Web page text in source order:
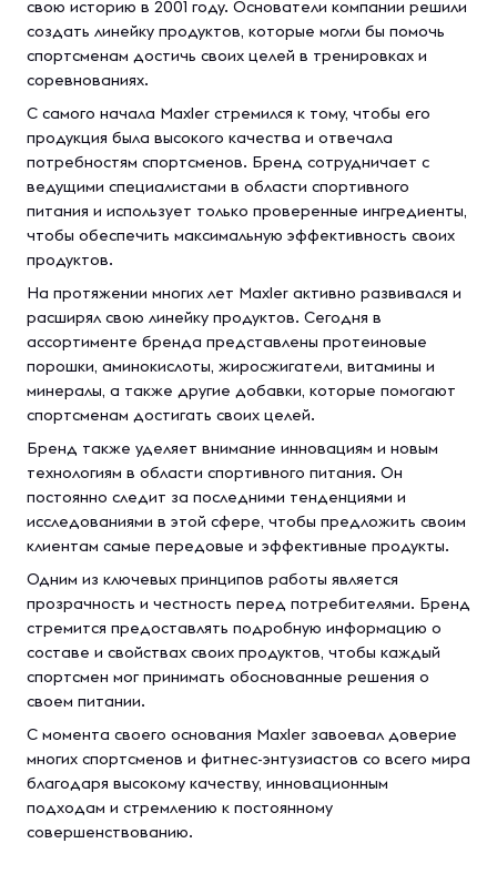
свою историю в 2001 году. Основатели компании решили
создать линейку продуктов, которые могли бы помочь
спортсменам достичь своих целей в тренировках и
соревнованиях.
С самого начала Maxler стремился к тому, чтобы его
продукция была высокого качества и отвечала
потребностям спортсменов. Бренд сотрудничает с
ведущими специалистами в области спортивного
питания и использует только проверенные ингредиенты,
чтобы обеспечить максимальную эффективность своих
продуктов.
На протяжении многих лет Maxler активно развивался и
расширял свою линейку продуктов. Сегодня в
ассортименте бренда представлены протеиновые
порошки, аминокислоты, жиросжигатели, витамины и
минералы, а также другие добавки, которые помогают
спортсменам достигать своих целей.
Бренд также уделяет внимание инновациям и новым
технологиям в области спортивного питания. Он
постоянно следит за последними тенденциями и
исследованиями в этой сфере, чтобы предложить своим
клиентам самые передовые и эффективные продукты.
Одним из ключевых принципов работы является
прозрачность и честность перед потребителями. Бренд
стремится предоставлять подробную информацию о
составе и свойствах своих продуктов, чтобы каждый
спортсмен мог принимать обоснованные решения о
своем питании.
С момента своего основания Maxler завоевал доверие
многих спортсменов и фитнес-энтузиастов со всего мира
благодаря высокому качеству, инновационным
подходам и стремлению к постоянному
совершенствованию.